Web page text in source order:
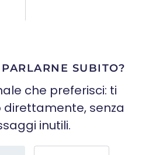
SUBITO?
che preferisci: ti
senza
inutili.